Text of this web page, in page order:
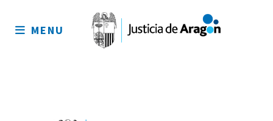
sitio
MENU